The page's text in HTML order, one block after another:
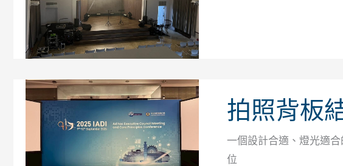
拍照背板
一個設計合適、燈光適
位